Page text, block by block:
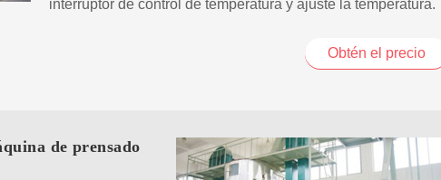
interruptor de control de temperatura y ajuste la temperatura.
Obtén el precio
de prensado